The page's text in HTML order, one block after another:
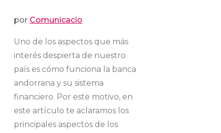
por Comunicacio
Uno de los aspectos que más
interés despierta de nuestro
país es cómo funciona la banca
andorrana y su sistema
financiero. Por este motivo, en
este artículo te aclaramos los
principales aspectos de los